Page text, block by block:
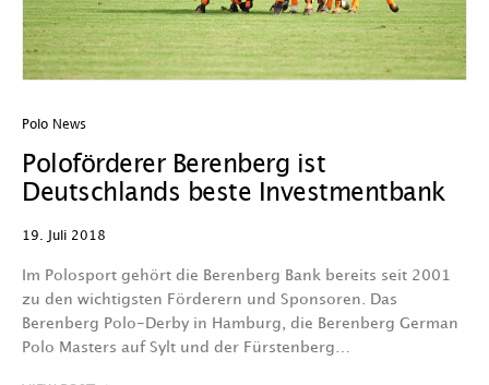
Polo News
Poloförderer Berenberg ist
Deutschlands beste Investmentbank
19. Juli 2018
Im Polosport gehört die Berenberg Bank bereits seit 2001
zu den wichtigsten Förderern und Sponsoren. Das
Berenberg Polo-Derby in Hamburg, die Berenberg German
Polo Masters auf Sylt und der Fürstenberg…